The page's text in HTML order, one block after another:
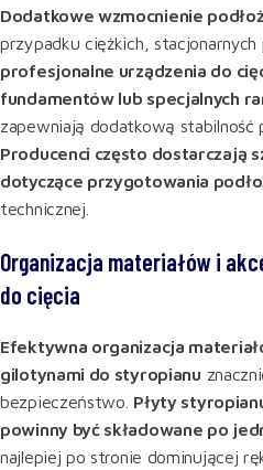
Dodatkowe wzmocnienie
przypadku ciężkich, stacjonarnych
profesjonalne urządzenia do
fundamentów lub specjalnych
zapewniają dodatkową stabilność
Producenci często dostarczają
dotyczące przygotowania
technicznej.
Organizacja materiałów i
do cięcia
Efektywna organizacja
gilotynami do styropianu
bezpieczeństwo. Płyty
powinny być składowane po
najlepiej po stronie dominującej